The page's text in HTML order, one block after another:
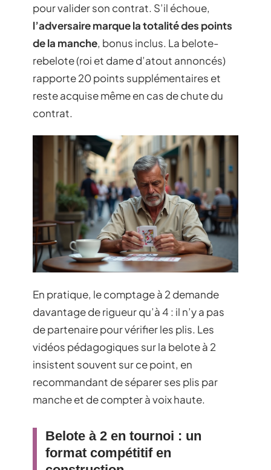
pour valider son contrat. S’il échoue,
l’adversaire marque la totalité des points
de la manche, bonus inclus. La belote-
rebelote (roi et dame d’atout annoncés)
rapporte 20 points supplémentaires et
reste acquise même en cas de chute du
contrat.
En pratique, le comptage à 2 demande
davantage de rigueur qu’à 4 : il n’y a pas
de partenaire pour vérifier les plis. Les
vidéos pédagogiques sur la belote à 2
insistent souvent sur ce point, en
recommandant de séparer ses plis par
manche et de compter à voix haute.
Belote à 2 en tournoi : un
format compétitif en